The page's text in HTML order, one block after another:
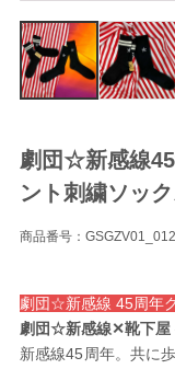
劇団☆新感線
ント刺繍ソック
商品番号：
劇団☆新感線 45周年
劇団☆新感線✕靴下屋
新感線45周年。共に